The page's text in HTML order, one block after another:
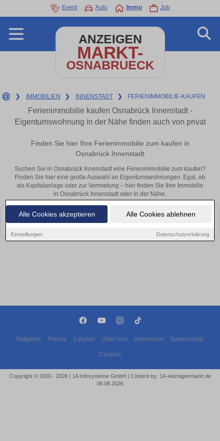
Alle Cookies akzeptieren Alle Cookies ablehnen
Einstellungen Datenschutzerklärung
Event Auto Immo Job
ANZEIGEN
MARKT-
OSNABRUECK
❯ IMMOBILIEN ❯ INNENSTADT ❯ FERIENIMMOBILIE-KAUFEN
Ferienimmobilie kaufen Osnabrück Innenstadt -
Eigentumswohnung in der Nähe finden auch von privat
Finden Sie hier Ihre Ferienimmobilie zum kaufen in
Osnabrück Innenstadt
Suchen Sie in Osnabrück Innenstadt eine Ferienimmobilie zum kaufen?
Finden Sie hier eine große Auswahl an Eigentumswohnungen. Egal, ob
als Kapitalanlage oder zur Vermietung – hier finden Sie Ihre Immobilie
in Osnabrück Innenstadt oder in der Nähe.
Leider konnten wir derzeit keine passenden Objekte finden. Schauen Sie
bald wieder vorbei!
Ratgeber Presse Lokales Über Uns Impressum Datenschutz
Cookies
Copyright © 2000 - 2026 | 1A Infosysteme GmbH | Content by: 1A-Anzeigenmarkt.de
06.08.2026